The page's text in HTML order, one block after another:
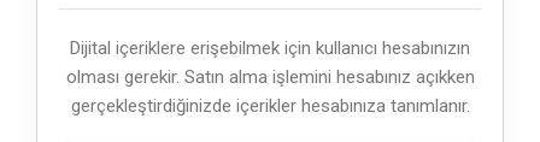
Dijital içeriklere erişebilmek için kullanıcı hesabınızın
olması gerekir. Satın alma işlemini hesabınız açıkken
gerçekleştirdiğinizde içerikler hesabınıza tanımlanır.